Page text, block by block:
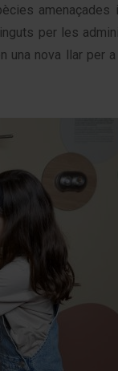
per les
una nova llar per